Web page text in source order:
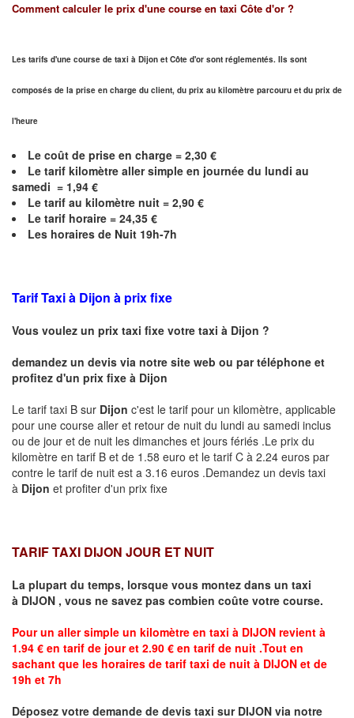
Comment calculer le prix d'une course en taxi Côte d'or ?
Les tarifs d'une course de taxi à Dijon et Côte d'or sont réglementés. Ils sont
composés de la prise en charge du client, du prix au kilomètre parcouru et du prix de
l'heure
Le coût de prise en charge = 2,30 €
Le tarif kilomètre aller simple en journée du lundi au
samedi = 1,94 €
Le tarif au kilomètre nuit = 2,90 €
Le tarif horaire = 24,35 €
Les horaires de Nuit 19h-7h
Tarif Taxi à Dijon à prix fixe
Vous voulez un prix taxi fixe votre taxi à Dijon ?
demandez un devis via notre site web ou par téléphone et
profitez d'un prix fixe à Dijon
Le tarif taxi B sur Dijon c'est le tarif pour un kilomètre, applicable
pour une course aller et retour de nuit du lundi au samedi inclus
ou de jour et de nuit les dimanches et jours fériés .Le prix du
kilomètre en tarif B et de 1.58 euro et le tarif C à 2.24 euros par
contre le tarif de nuit est a 3.16 euros .Demandez un devis taxi
à Dijon et profiter d'un prix fixe
TARIF TAXI DIJON JOUR ET NUIT
La plupart du temps, lorsque vous montez dans un taxi
à DIJON , vous ne savez pas combien coûte votre course.
Pour un aller simple un kilomètre en taxi à DIJON revient à
1.94 € en tarif de jour et 2.90 € en tarif de nuit .Tout en
sachant que les horaires de tarif taxi de nuit à DIJON et de
19h et 7h
Déposez votre demande de devis taxi sur DIJON via notre